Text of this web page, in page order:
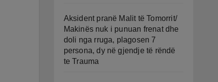
Aksident pranë Malit të Tomorrit/
Makinës nuk i punuan frenat dhe
doli nga rruga, plagosen 7
persona, dy në gjendje të rëndë
te Trauma